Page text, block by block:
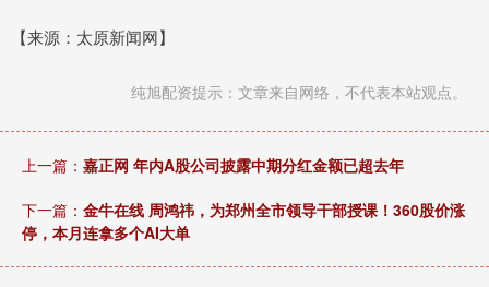
【来源：太原新闻网】
纯旭配资提示：文章来自网络，不代表本站观点。
上一篇： 嘉正网 年内A股公司披露中期分红金额已超去年
下一篇： 金牛在线 周鸿祎，为郑州全市领导干部授课！360股价涨
停，本月连拿多个AI大单